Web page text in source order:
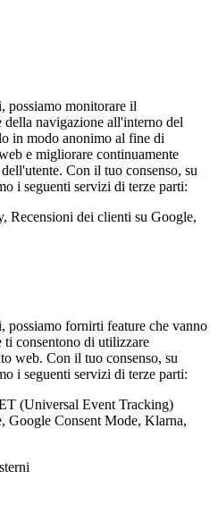
possiamo monitorare il
navigazione all'interno del
in modo anonimo al fine di
e migliorare continuamente
Con il tuo consenso, su
i seguenti servizi di terze parti:
Recensioni dei clienti su Google,
possiamo fornirti feature che vanno
consentono di utilizzare
web. Con il tuo consenso, su
i seguenti servizi di terze parti:
(Universal Event Tracking)
Google Consent Mode, Klarna,